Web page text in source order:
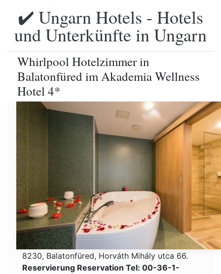
✔️ Ungarn Hotels - Hotels
und Unterkünfte in Ungarn
Whirlpool Hotelzimmer in
Balatonfüred im Akademia Wellness
Hotel 4*
8230, Balatonfüred, Horváth Mihály utca 66.
Reservierung Reservation Tel: 00-36-1-